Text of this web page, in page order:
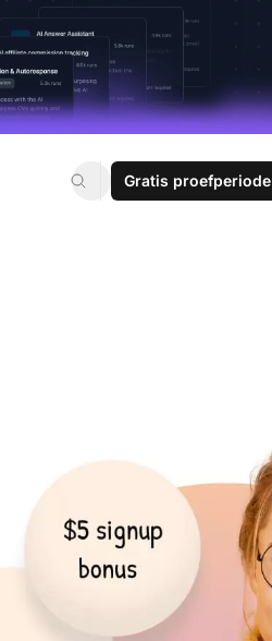
Gratis proefperiode